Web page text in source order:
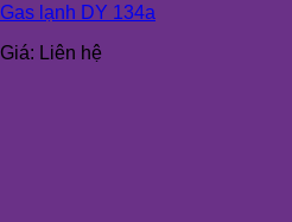
Gas lạnh DY 134a
Giá: Liên hệ